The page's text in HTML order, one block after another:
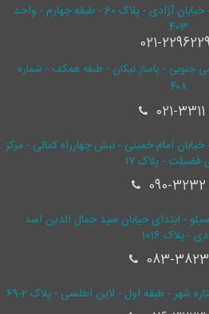
میدان هروی - خیابان آزادی - پلاک 60 - طبقه چهارم - واحد
403
021-
جنوبی - پاساژ نیکان - طبقه همکف - شماره
۴۰۸
021-3311
امام خمینی - نبش چهارراه کمالی - مرکز
فضیلت - پلاک ۱۷
090-3232
- ابتدای خیابان سید جمال ‌الدین اسد
- پلاک 1016
083-
شهر - طبقه اول - لاین اطلسی - پلاک 2-69